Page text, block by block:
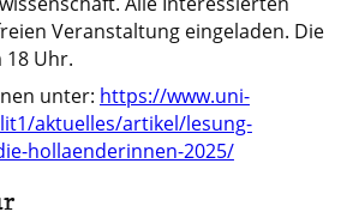
Veranstaltung eingeladen. Die
18 Uhr.
unter: https://www.uni-
aktuelles/artikel/lesung-
hollaenderinnen-2025/